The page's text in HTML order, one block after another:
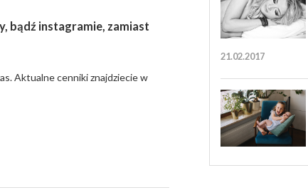
bądź instagramie, zamiast
Aktualne cenniki znajdziecie w
21.02.2017